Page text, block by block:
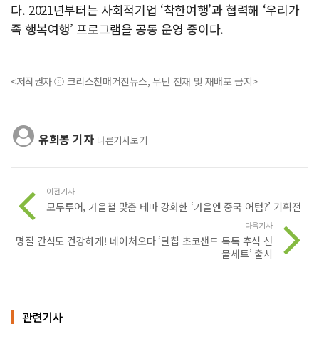
다. 2021년부터는 사회적기업 ‘착한여행’과 협력해 ‘우리가
족 행복여행’ 프로그램을 공동 운영 중이다.
<저작권자 ⓒ 크리스천매거진뉴스, 무단 전재 및 재배포 금지>
유희봉 기자 다른기사보기
이전기사
모두투어, 가을철 맞춤 테마 강화한 ‘가을엔 중국 어텀?’ 기획전
다음기사
명절 간식도 건강하게! 네이처오다 ‘달칩 초코샌드 톡톡 추석 선
물세트’ 출시
관련기사